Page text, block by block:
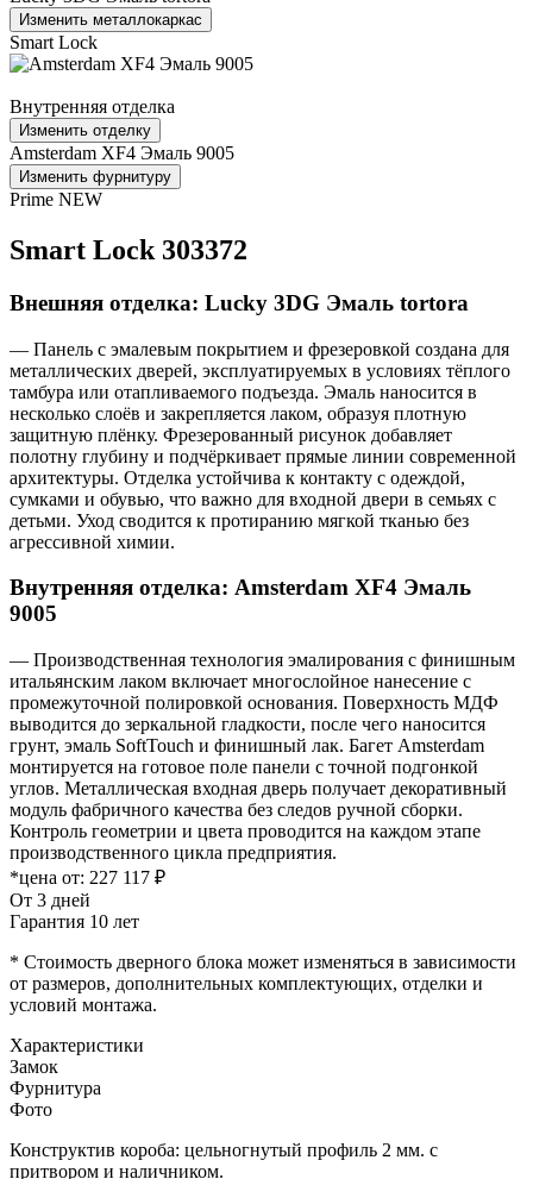
Изменить металлокаркас
Smart Lock
Внутренняя отделка
Изменить отделку
Amsterdam XF4 Эмаль 9005
Изменить фурнитуру
Prime NEW
Smart Lock 303372
Внешняя отделка: Lucky 3DG Эмаль tortora
— Панель с эмалевым покрытием и фрезеровкой создана для
металлических дверей, эксплуатируемых в условиях тёплого
тамбура или отапливаемого подъезда. Эмаль наносится в
несколько слоёв и закрепляется лаком, образуя плотную
защитную плёнку. Фрезерованный рисунок добавляет
полотну глубину и подчёркивает прямые линии современной
архитектуры. Отделка устойчива к контакту с одеждой,
сумками и обувью, что важно для входной двери в семьях с
детьми. Уход сводится к протиранию мягкой тканью без
агрессивной химии.
Внутренняя отделка: Amsterdam XF4 Эмаль
9005
— Производственная технология эмалирования с финишным
итальянским лаком включает многослойное нанесение с
промежуточной полировкой основания. Поверхность МДФ
выводится до зеркальной гладкости, после чего наносится
грунт, эмаль SoftTouch и финишный лак. Багет Amsterdam
монтируется на готовое поле панели с точной подгонкой
углов. Металлическая входная дверь получает декоративный
модуль фабричного качества без следов ручной сборки.
Контроль геометрии и цвета проводится на каждом этапе
производственного цикла предприятия.
*цена от: 227 117 ₽
От 3 дней
Гарантия 10 лет
* Стоимость дверного блока может изменяться в зависимости
от размеров, дополнительных комплектующих, отделки и
условий монтажа.
Характеристики
Замок
Фурнитура
Фото
Конструктив короба: цельногнутый профиль 2 мм. с
притвором и наличником.